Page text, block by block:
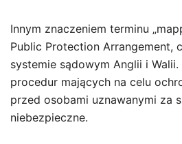
Innym znaczeniem terminu
Public Protection Arrangement,
systemie sądowym Anglii i
procedur mających na celu
przed osobami uznawanymi za
niebezpieczne.